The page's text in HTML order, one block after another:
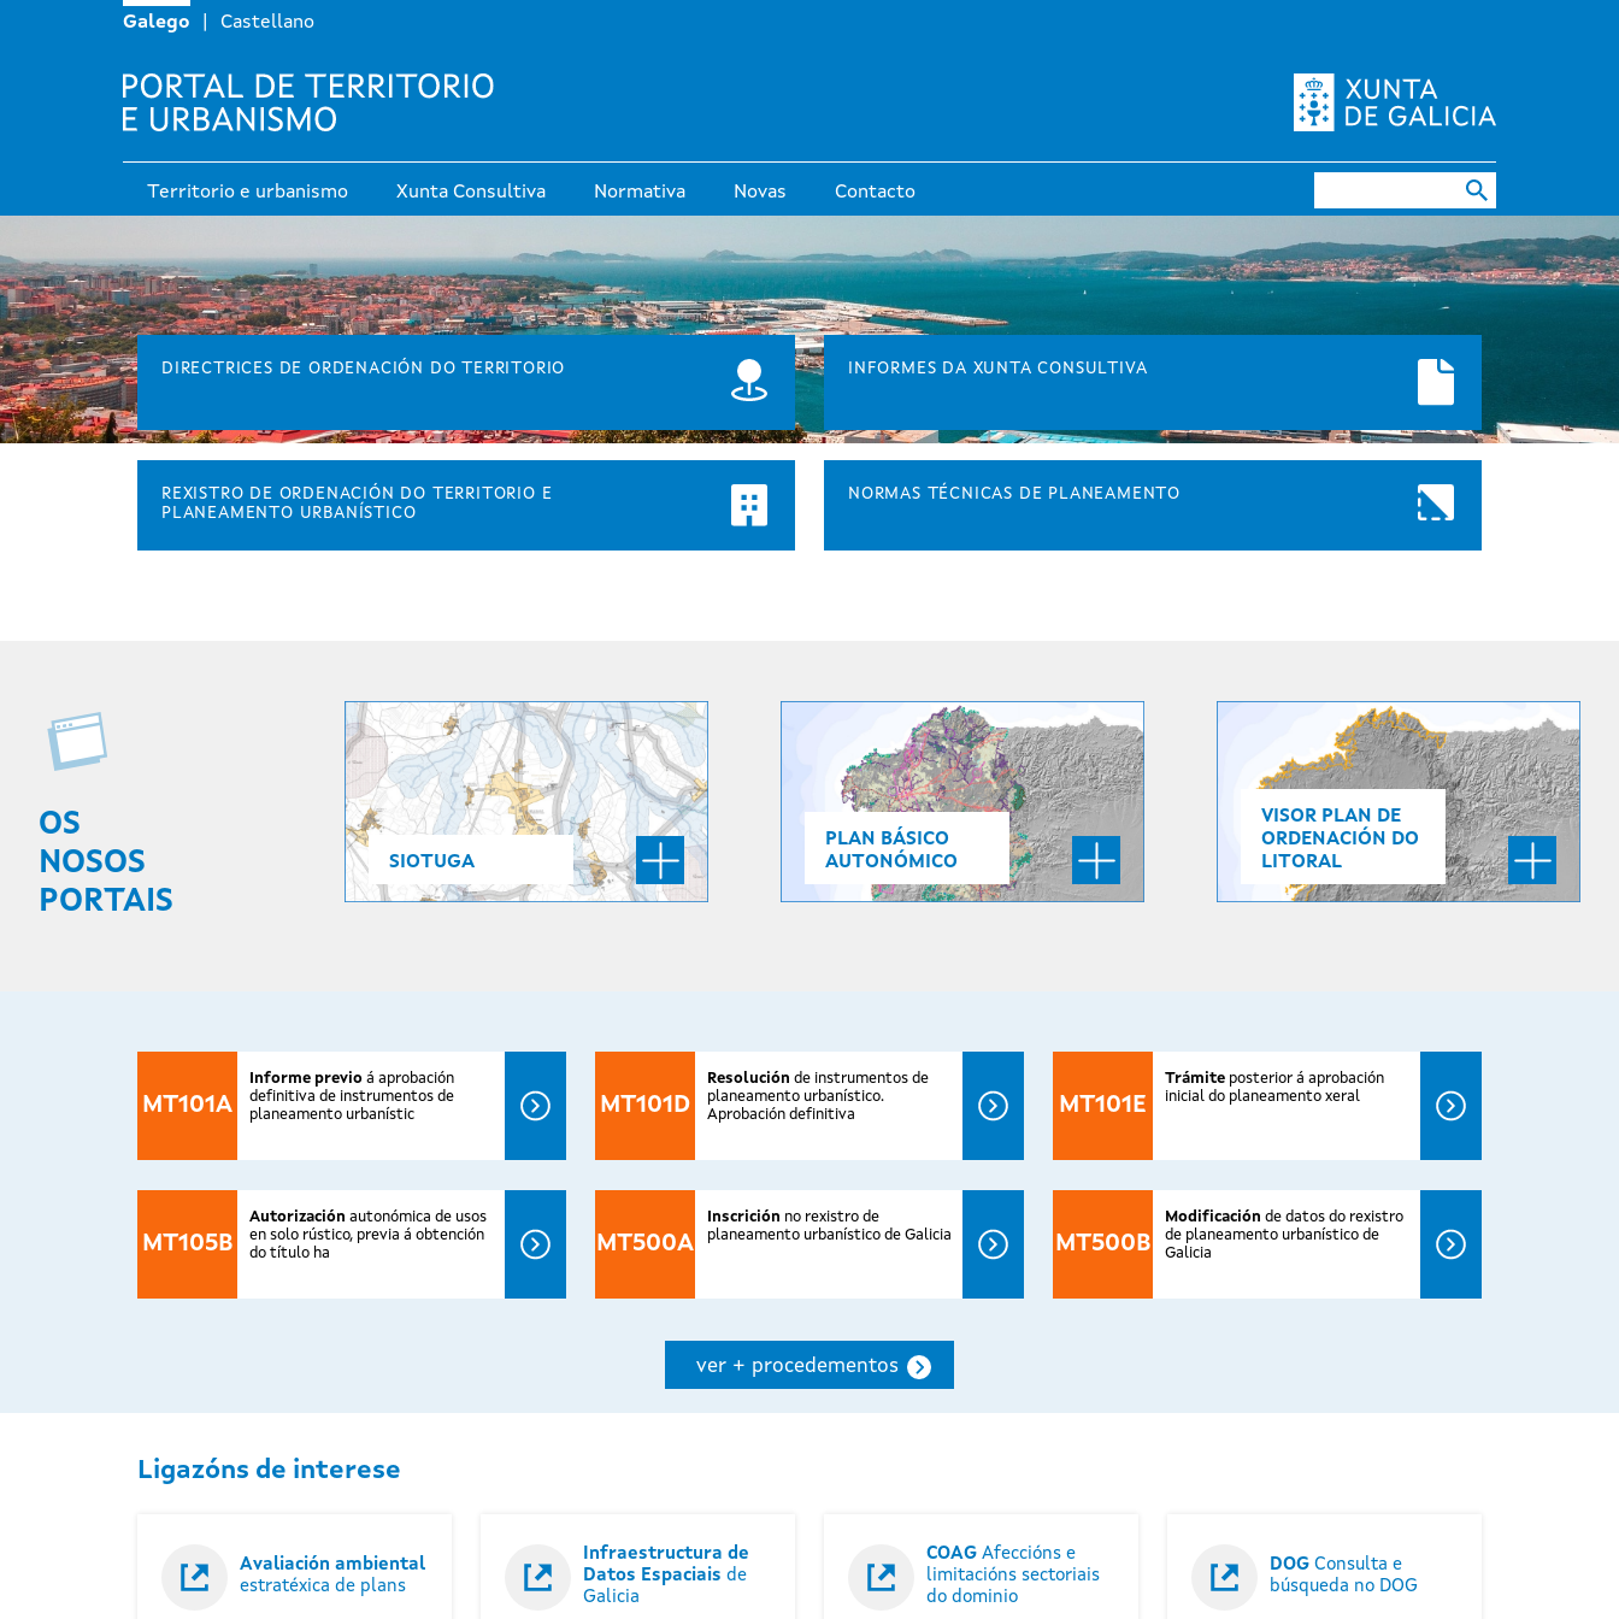
Galego Castellano
Navegación principal
Territorio e urbanismo Xunta Consultiva Normativa Novas Contacto
DIRECTRICES DE ORDENACIÓN DO TERRITORIO INFORMES DA XUNTA CONSULTIVA
REXISTRO DE ORDENACIÓN DO TERRITORIO E
PLANEAMENTO URBANÍSTICO
NORMAS TÉCNICAS DE PLANEAMENTO
OS
NOSOS
PORTAIS
SIOTUGA
PLAN BÁSICO
AUTONÓMICO
VISOR PLAN DE
ORDENACIÓN DO
LITORAL
MT101A
Informe previo á aprobación
definitiva de instrumentos de
planeamento urbanístic
MT101D
Resolución de instrumentos de
planeamento urbanístico.
Aprobación definitiva
MT101E
Trámite posterior á aprobación
inicial do planeamento xeral
MT105B
Autorización autonómica de usos
en solo rústico, previa á obtención
do título ha
MT500A
Inscrición no rexistro de
planeamento urbanístico de Galicia
MT500B
Modificación de datos do rexistro
de planeamento urbanístico de
Galicia
ver + procedementos
Ligazóns de interese
Avaliación ambiental
estratéxica de plans
Infraestructura de
Datos Espaciais de
Galicia
COAG Afeccións e
limitacións sectoriais
do dominio
DOG Consulta e
búsqueda no DOG